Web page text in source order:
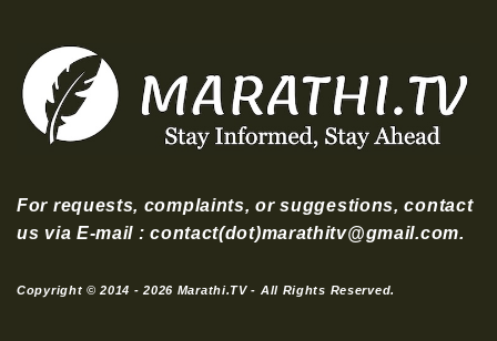
For requests, complaints, or suggestions, contact
us via E-mail : contact(dot)marathitv@gmail.com.
Copyright © 2014 - 2026 Marathi.TV - All Rights Reserved.